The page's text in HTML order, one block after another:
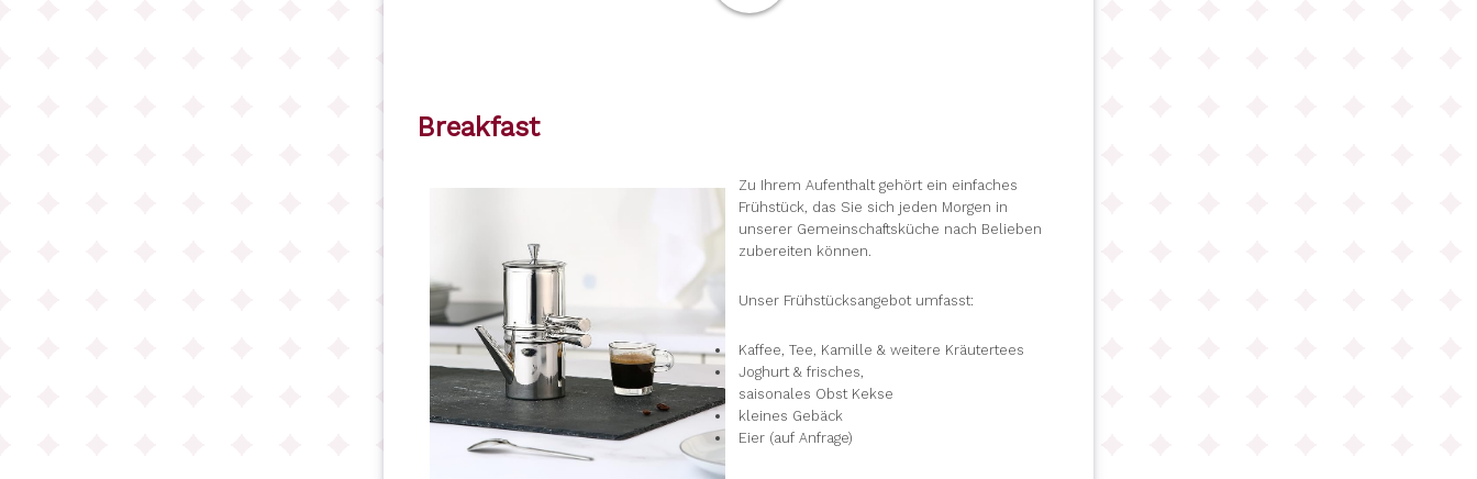
Breakfast
Zu Ihrem Aufenthalt gehört ein einfaches
Frühstück, das Sie sich jeden Morgen in
unserer Gemeinschaftsküche nach Belieben
zubereiten können.
Unser Frühstücksangebot umfasst:
Kaffee, Tee, Kamille & weitere Kräutertees
Joghurt & frisches,
saisonales Obst Kekse
kleines Gebäck
Eier (auf Anfrage)